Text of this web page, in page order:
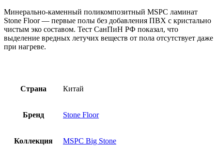
Минерально-каменный поликомпозитный MSPC ламинат
Stone Floor — первые полы без добавления ПВХ с кристально
чистым эко составом. Тест СанПиН РФ показал, что
выделение вредных летучих веществ от пола отсутствует даже
при нагреве.
Страна Китай
Бренд Stone Floor
Коллекция MSPC Big Stone